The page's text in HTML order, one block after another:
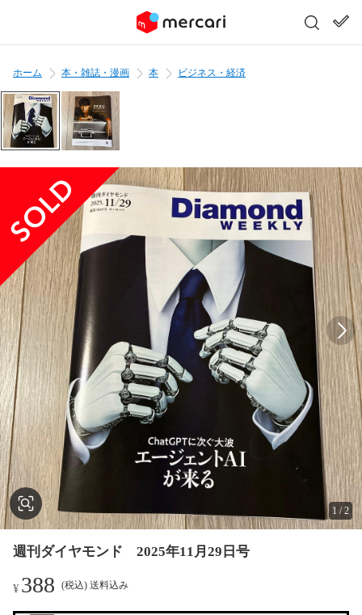
ホーム 本・雑誌・漫画 本 ビジネス・経済
1 /2
週刊ダイヤモンド 2025年11月29日号
¥388 (税込) 送料込み